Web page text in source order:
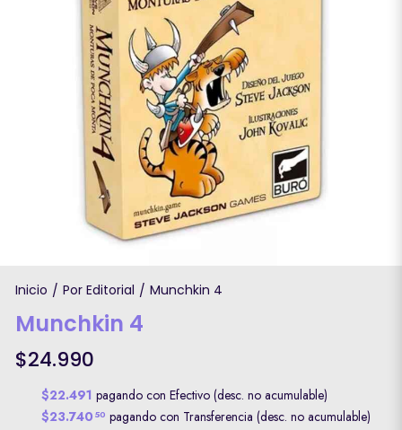
Inicio / Por Editorial / Munchkin 4
Munchkin 4
$24.990
$22.491 pagando con Efectivo (desc. no acumulable)
$23.740 50 pagando con Transferencia (desc. no acumulable)